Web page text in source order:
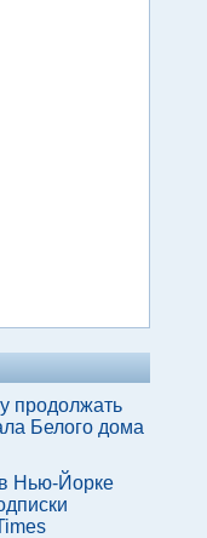
продолжать
Белого дома
Нью-Йорке